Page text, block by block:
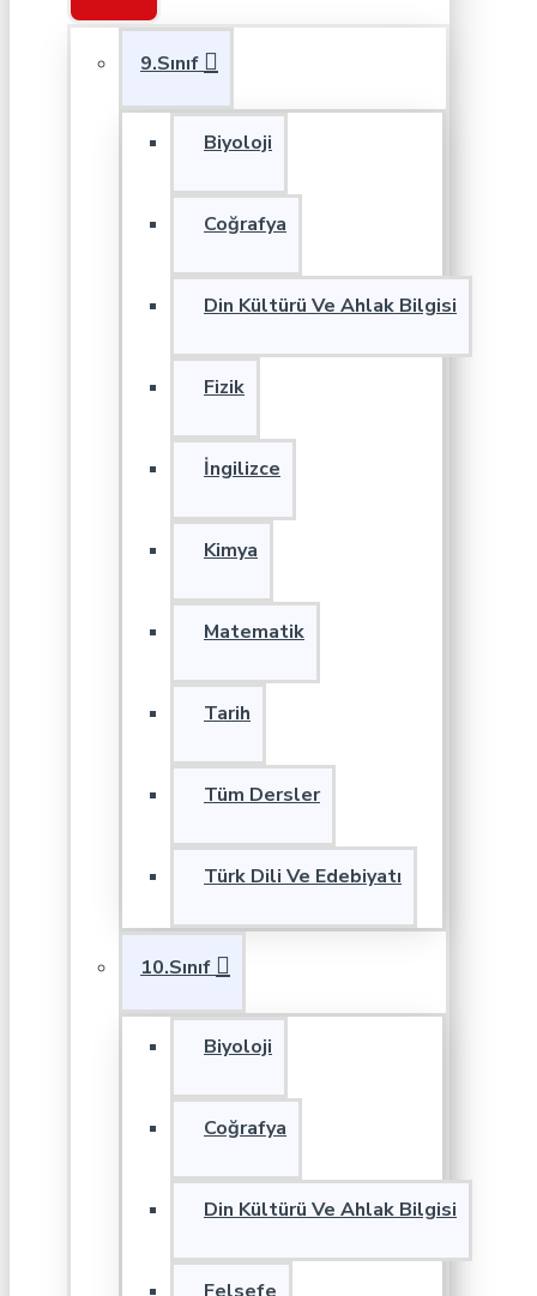
9.Sınıf
Biyoloji
Coğrafya
Din Kültürü Ve Ahlak Bilgisi
Fizik
İngilizce
Kimya
Matematik
Tarih
Tüm Dersler
Türk Dili Ve Edebiyatı
10.Sınıf
Biyoloji
Coğrafya
Din Kültürü Ve Ahlak Bilgisi